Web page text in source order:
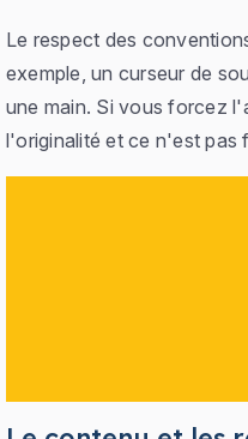
Le respect des
exemple, un curseur de
une main. Si vous forcez
l'originalité et ce n'est pas